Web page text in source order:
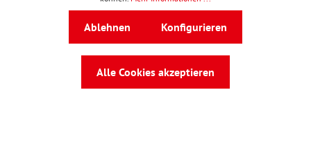
Kooperationen
Ablehnen Konfigurieren
Alle Cookies akzeptieren